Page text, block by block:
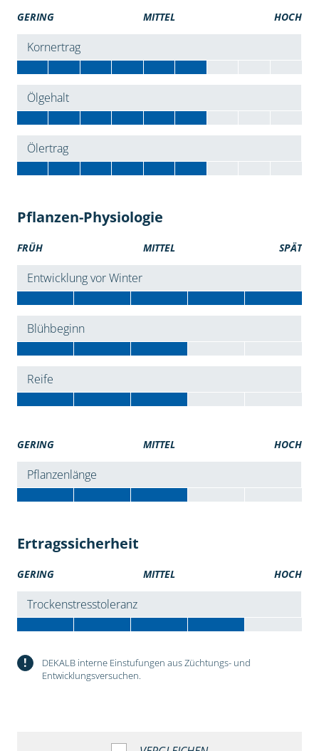
GERING MITTEL HOCH
Kornertrag
Ölgehalt
Ölertrag
Pflanzen-Physiologie
FRÜH MITTEL SPÄT
Entwicklung vor Winter
Blühbeginn
Reife
GERING MITTEL HOCH
Pflanzenlänge
Ertragssicherheit
GERING MITTEL HOCH
Trockenstresstoleranz
!
DEKALB interne Einstufungen aus Züchtungs- und
Entwicklungsversuchen.